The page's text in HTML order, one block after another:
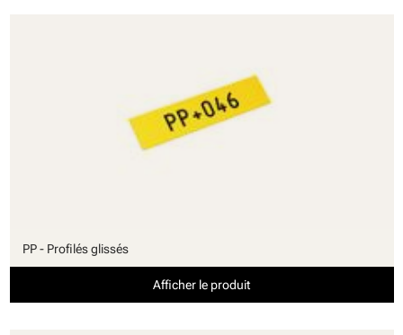
PP - Profilés glissés
Afficher le produit